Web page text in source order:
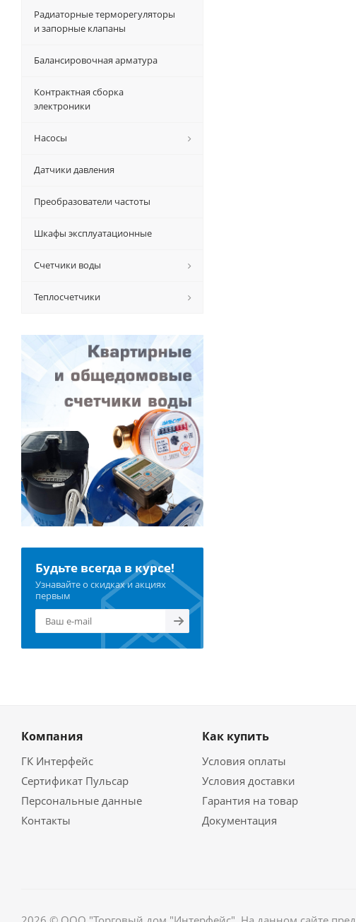
Радиаторные терморегуляторы
и запорные клапаны
Балансировочная арматура
Контрактная сборка
электроники
Насосы
Датчики давления
Преобразователи частоты
Шкафы эксплуатационные
Счетчики воды
Теплосчетчики
Будьте всегда в курсе!
Узнавайте о скидках и акциях
первым
Компания
ГК Интерфейс
Сертификат Пульсар
Персональные данные
Контакты
Как купить
Условия оплаты
Условия доставки
Гарантия на товар
Документация